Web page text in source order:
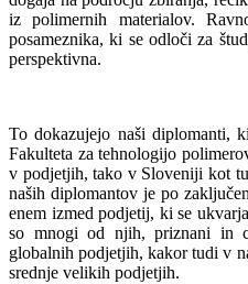
iz polimernih materialov.
posameznika, ki se odloči za
perspektivna.
To dokazujejo naši diplomanti,
Fakulteta za tehnologijo
v podjetjih, tako v Sloveniji kot
naših diplomantov je po
enem izmed podjetij, ki se
so mnogi od njih, priznani in
globalnih podjetjih, kakor tudi v
srednje velikih podjetjih.